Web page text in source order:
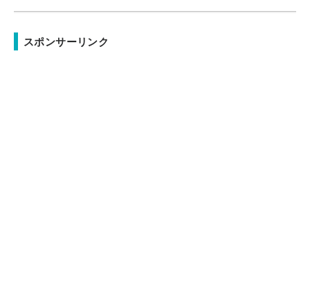
スポンサーリンク